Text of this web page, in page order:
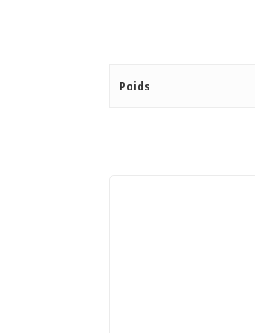
Poids